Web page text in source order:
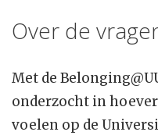
Over de
Met de
onderzocht in
voelen op de